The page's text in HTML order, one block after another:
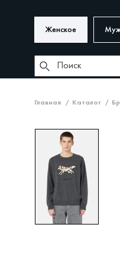
Женское
Главная Каталог